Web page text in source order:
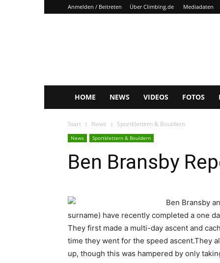
Anmelden / Beitreten Über Climbing.de Mediadaten
HOME NEWS VIDEOS FOTOS
Start News Sportklettern & Bouldern
News Sportklettern & Bouldern
Ben Bransby
Ben Bransby
surname) have recently completed a one
They first made a multi-day ascent and
time they went for the speed ascent.They
up, though this was hampered by only